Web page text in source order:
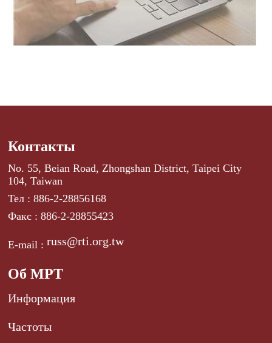
Контакты
No. 55, Beian Road, Zhongshan District, Taipei City
104, Taiwan
Тел : 886-2-28856168
Факс : 886-2-28855423
E-mail :russ@rti.org.tw
Об МРТ
Информация
Частоты